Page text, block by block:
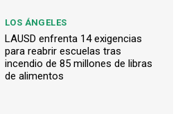
LOS ÁNGELES
LAUSD enfrenta 14 exigencias
para reabrir escuelas tras
incendio de 85 millones de libras
de alimentos